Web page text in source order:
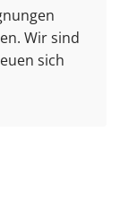
Wir sind
sich